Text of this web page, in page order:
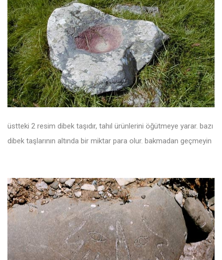
üstteki 2 resim dibek taşıdır, tahıl ürünlerini öğütmeye yarar. bazı
dibek taşlarının altında bir miktar para olur. bakmadan geçmeyin